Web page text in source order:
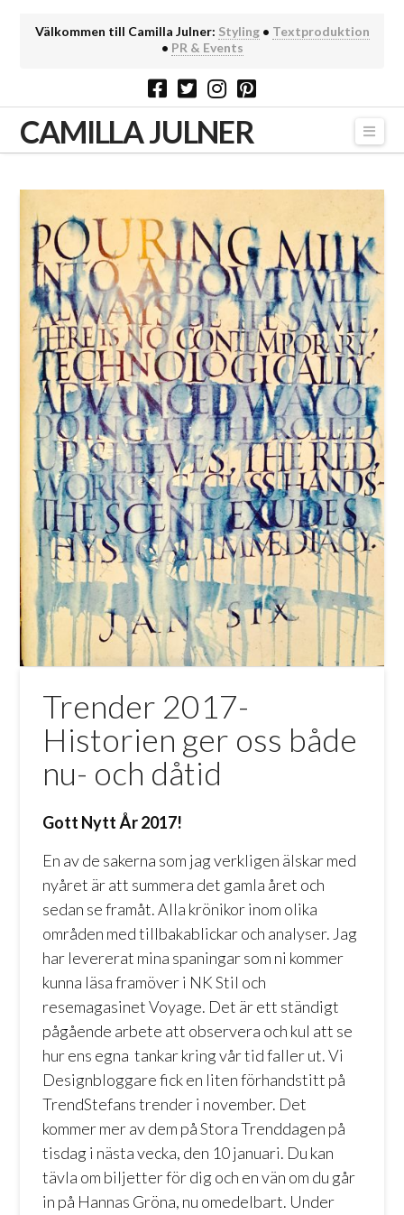
Välkommen till Camilla Julner: Styling• Textproduktion
• PR & Events
CAMILLA JULNER
Trender 2017-
Historien ger oss både
nu- och dåtid
Gott Nytt År 2017!
En av de sakerna som jag verkligen älskar med
nyåret är att summera det gamla året och
sedan se framåt. Alla krönikor inom olika
områden med tillbakablickar och analyser. Jag
har levererat mina spaningar som ni kommer
kunna läsa framöver i NK Stil och
resemagasinet Voyage. Det är ett ständigt
pågående arbete att observera och kul att se
hur ens egna tankar kring vår tid faller ut. Vi
Designbloggare fick en liten förhandstitt på
TrendStefanstrender i november. Det
kommer mer av dem påStora Trenddagen på
tisdag i nästa vecka, den 10 januari. Du kan
tävla om biljetter för dig och en vän om du går
in på Hannas Gröna, nu omedelbart. Under